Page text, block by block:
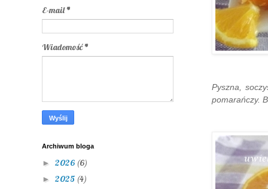
Pyszna,
pomarańczy.
E-mail*
Wiadomość*
Archiwum bloga
► 2026 (6)
► 2025 (4)